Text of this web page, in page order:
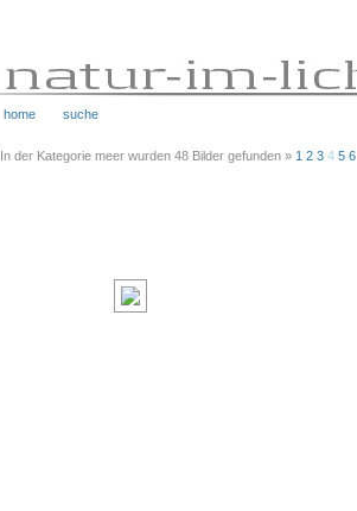
home suche
In der Kategorie meer wurden 48 Bilder gefunden » 1 2 3 4 5 6